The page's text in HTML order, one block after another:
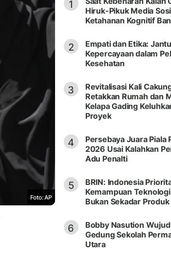
Foto: AP
1
Hiruk-Pikuk Media
Ketahanan Kognitif
2
Empati dan Etika:
Kepercayaan dalam
Kesehatan
3
Revitalisasi Kali
Retakkan Rumah dan
Kelapa Gading
Proyek
4
Persebaya Juara Piala
2026 Usai Kalahkan
Adu Penalti
5
BRIN: Indonesia
Kemampuan
Bukan Sekadar
6
Bobby Nasution
Gedung Sekolah
Utara